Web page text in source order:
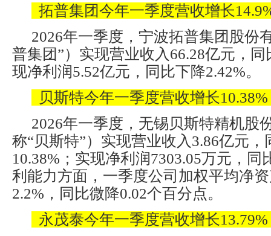
拓普集团今年一季度营收增长
2026年一季度，宁波拓普集团股份
普集团”）实现营业收入66.28亿元，同
现净利润5.52亿元，同比下降2.42%。
贝斯特今年一季度营收增长10.38%
2026年一季度，无锡贝斯特精机股
称“贝斯特”）实现营业收入3.86亿元，
10.38%；实现净利润7303.05万元，同
利能力方面，一季度公司加权平均净
2.2%，同比微降0.02个百分点。
永茂泰今年一季度营收增长13.79%